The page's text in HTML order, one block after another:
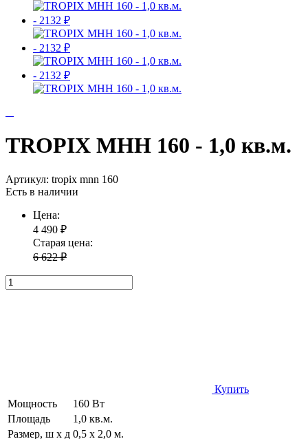
- 2132 ₽
- 2132 ₽
- 2132 ₽
TROPIX МНН 160 - 1,0 кв.м.
Артикул: tropix mnn 160
Есть в наличии
Цена:
4 490 ₽
Старая цена:
6 622 ₽
Купить
Мощность
160 Вт
Площадь
1,0 кв.м.
Размер, ш х д 0,5 х 2,0 м.